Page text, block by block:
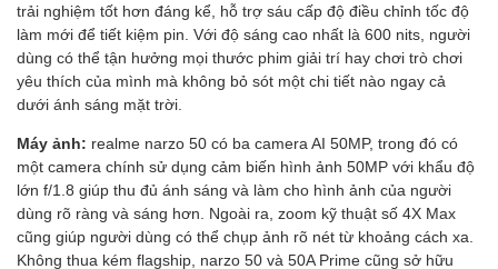
trải nghiệm tốt hơn đáng kể, hỗ trợ sáu cấp độ điều chỉnh tốc độ
làm mới để tiết kiệm pin. Với độ sáng cao nhất là 600 nits, người
dùng có thể tận hưởng mọi thước phim giải trí hay chơi trò chơi
yêu thích của mình mà không bỏ sót một chi tiết nào ngay cả
dưới ánh sáng mặt trời.
Máy ảnh: realme narzo 50 có ba camera AI 50MP, trong đó có
một camera chính sử dụng cảm biến hình ảnh 50MP với khẩu độ
lớn f/1.8 giúp thu đủ ánh sáng và làm cho hình ảnh của người
dùng rõ ràng và sáng hơn. Ngoài ra, zoom kỹ thuật số 4X Max
cũng giúp người dùng có thể chụp ảnh rõ nét từ khoảng cách xa.
Không thua kém flagship, narzo 50 và 50A Prime cũng sở hữu